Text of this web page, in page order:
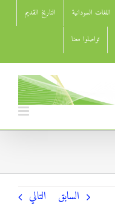
اللغات السودانية التاريخ القديم
تواصلوا معنا
السابق التالي